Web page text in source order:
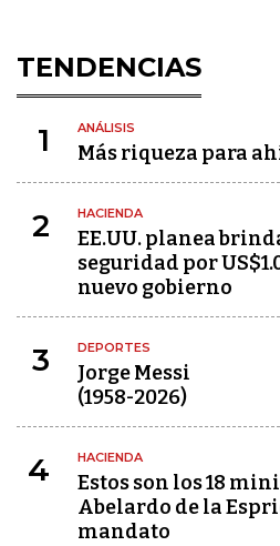
TENDENCIAS
1 ANÁLISIS
Más riqueza para
2 HACIENDA
EE.UU. planea
seguridad por
nuevo gobierno
3 DEPORTES
Jorge Messi
(1958-2026)
4 HACIENDA
Estos son los 18
Abelardo de la
mandato